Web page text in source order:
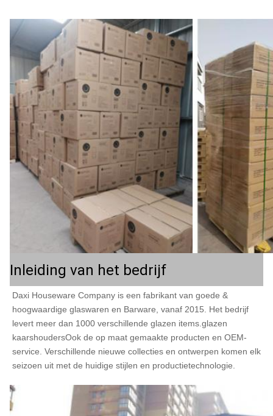
Inleiding van het bedrijf
Daxi Houseware Company is een fabrikant van goede &
hoogwaardige glaswaren en Barware, vanaf 2015. Het bedrijf
levert meer dan 1000 verschillende glazen items.glazen
kaarshoudersOok de op maat gemaakte producten en OEM-
service. Verschillende nieuwe collecties en ontwerpen komen elk
seizoen uit met de huidige stijlen en productietechnologie.